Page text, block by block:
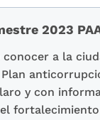
2023
a la
y con